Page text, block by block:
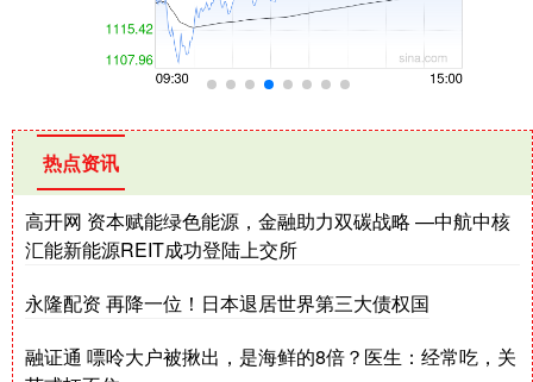
热点资讯
高开网 资本赋能绿色能源，金融助力双碳战略 —中航中核
汇能新能源REIT成功登陆上交所
永隆配资 再降一位！日本退居世界第三大债权国
融证通 嘌呤大户被揪出，是海鲜的8倍？医生：经常吃，关